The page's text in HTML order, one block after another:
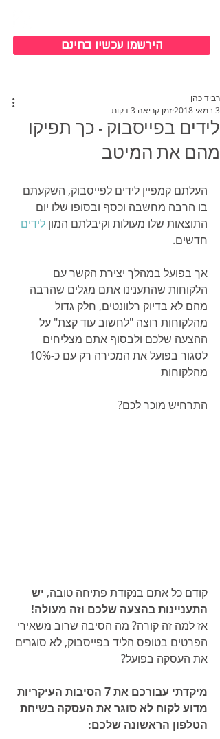
הירשמו עכשיו בחינם
לידים בפייסבוק - כך תפיקו
מהם את המיטב
רביד כהן
3 במאי 2018
זמן קריאה 3 דקות
העלתם קמפיין לידים לפייסבוק, השקעתם
בו הרבה מחשבה וכסף ובסופו שלו יום
התוצאות שלו מעולות וקיבלתם המון לידים
חדשים.
אך בפועל במהלך יצירת הקשר עם
הלקוחות שהתענינו אתם מגלים שהרבה
מהם לא בדיוק רלוונטים, חלק גדול
מהלקוחות רוצה "לחשוב עוד קצת" על
ההצעה שלכם ולבסוף אתם מצליחים
מהלקוחות
התרחיש מוכר לכם?
קודם כל אתם בנקודת פתיחה טובה, יש
התעניינות בהצעה שלכם וזה מעולה!
אז למה זה קורה? מה הסיבה שרוב משאירי
הפרטים בטופס הליד בפייסבוק, לא סוגרים
את העסקה בפועל?
מיקדתי עבורכם את 7 הסיבות העיקריות
מדוע לקוח לא סוגר את העסקה בשיחת
הטלפון הראשונה שלכם: